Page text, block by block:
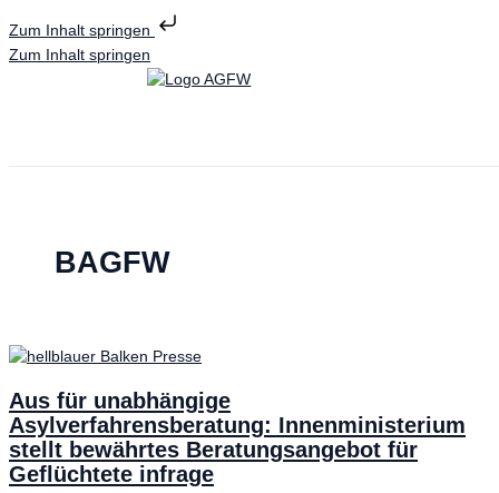
Zum Inhalt springen
Zum Inhalt springen
BAGFW
Aus für unabhängige
Asylverfahrensberatung: Innenministerium
stellt bewährtes Beratungsangebot für
Geflüchtete infrage